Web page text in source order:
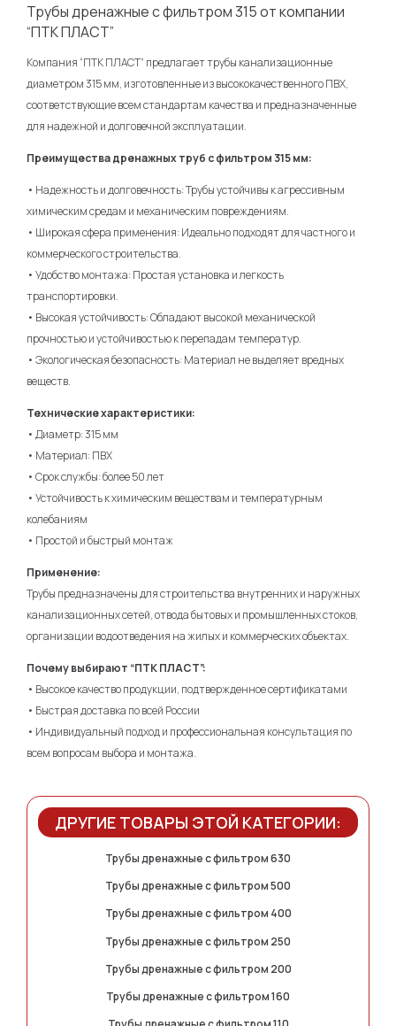
Трубы дренажные с фильтром 315 от компании
“ПТК ПЛАСТ”
Компания “ПТК ПЛАСТ” предлагает трубы канализационные
диаметром 315 мм, изготовленные из высококачественного ПВХ,
соответствующие всем стандартам качества и предназначенные
для надежной и долговечной эксплуатации.
Преимущества дренажных труб с фильтром 315 мм:
• Надежность и долговечность: Трубы устойчивы к агрессивным
химическим средам и механическим повреждениям.
• Широкая сфера применения: Идеально подходят для частного и
коммерческого строительства.
• Удобство монтажа: Простая установка и легкость
транспортировки.
• Высокая устойчивость: Обладают высокой механической
прочностью и устойчивостью к перепадам температур.
• Экологическая безопасность: Материал не выделяет вредных
веществ.
Технические характеристики:
• Диаметр: 315 мм
• Материал: ПВХ
• Срок службы: более 50 лет
• Устойчивость к химическим веществам и температурным
колебаниям
• Простой и быстрый монтаж
Применение:
Трубы предназначены для строительства внутренних и наружных
канализационных сетей, отвода бытовых и промышленных стоков,
организации водоотведения на жилых и коммерческих объектах.
Почему выбирают “ПТК ПЛАСТ”:
• Высокое качество продукции, подтвержденное сертификатами
• Быстрая доставка по всей России
• Индивидуальный подход и профессиональная консультация по
всем вопросам выбора и монтажа.
ДРУГИЕ ТОВАРЫ ЭТОЙ КАТЕГОРИИ:
Трубы дренажные с фильтром 630
Трубы дренажные с фильтром 500
Трубы дренажные с фильтром 400
Трубы дренажные с фильтром 250
Трубы дренажные с фильтром 200
Трубы дренажные с фильтром 160